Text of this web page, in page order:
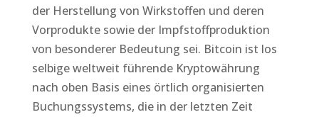
der Herstellung von Wirkstoffen und deren
Vorprodukte sowie der Impfstoffproduktion
von besonderer Bedeutung sei. Bitcoin ist los
selbige weltweit führende Kryptowährung
nach oben Basis eines örtlich organisierten
Buchungssystems, die in der letzten Zeit